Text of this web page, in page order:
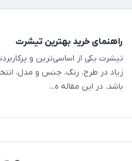
راهنمای خرید بهترین تیشرت
تیشرت یکی از اساسی‌ترین و
زیاد در طرح، رنگ، جنس و مدل،
باشد. در این مقاله ه...